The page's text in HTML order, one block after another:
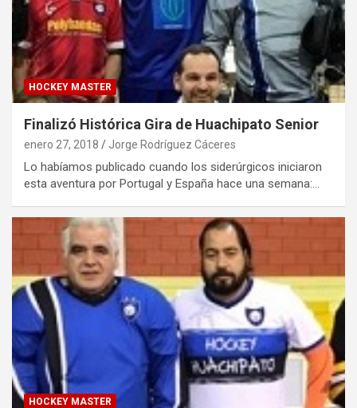
HOCKEY MASTER
Finalizó Histórica Gira de Huachipato Senior
enero 27, 2018 Jorge Rodríguez Cáceres
Lo habíamos publicado cuando los siderúrgicos iniciaron
esta aventura por Portugal y España hace una semana:…
HOCKEY MASTER